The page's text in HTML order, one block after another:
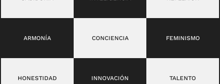
ARMONÍA CONCIENCIA FEMINISMO
HONESTIDAD INNOVACIÓN TALENTO